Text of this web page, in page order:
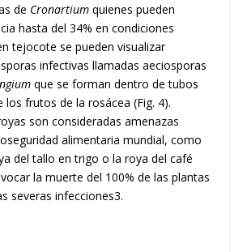
de Cronartium quienes pueden
hasta del 34% en condiciones
tejocote se pueden visualizar
infectivas llamadas aeciosporas
que se forman dentro de tubos
los frutos de la rosácea (Fig. 4).
son consideradas amenazas
alimentaria mundial, como
del tallo en trigo o la roya del café
la muerte del 100% de las plantas
severas infecciones3.